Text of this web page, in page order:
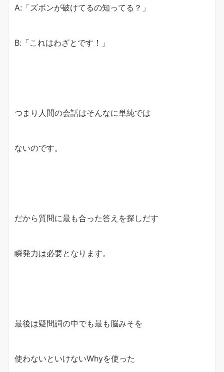
A:「ズボンが破けてるの知ってる？」
B:「これはわざとです！」
つまり人間の会話はそんなに単純では
ないのです。
だから質問に最も合った答えを探しだす
瞬発力は必要となります。
最後は疑問詞の中でも最も脳みそを
使わないといけないWhyを使った